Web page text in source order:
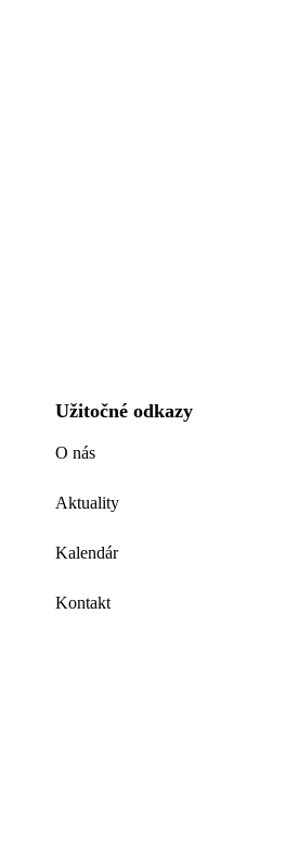
Užitočné odkazy
O nás
Aktuality
Kalendár
Kontakt